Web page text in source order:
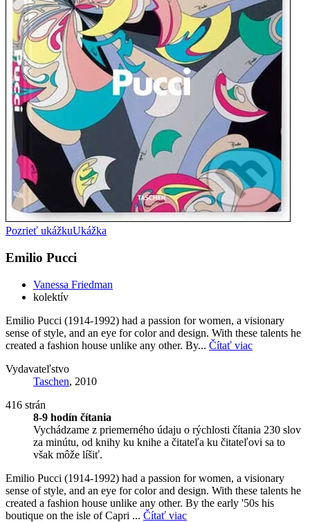
Pozrieť ukážkuUkážka
Emilio Pucci
Vanessa Friedman
kolektív
Emilio Pucci (1914-1992) had a passion for women, a visionary
sense of style, and an eye for color and design. With these talents he
created a fashion house unlike any other. By... Čítať viac
Vydavateľstvo
Taschen, 2010
416 strán
8-9 hodín čítania
Vychádzame z priemerného údaju o rýchlosti čítania 230 slov
za minútu, od knihy ku knihe a čitateľa ku čitateľovi sa to
však môže líšiť.
Emilio Pucci (1914-1992) had a passion for women, a visionary
sense of style, and an eye for color and design. With these talents he
created a fashion house unlike any other. By the early '50s his
boutique on the isle of Capri ... Čítať viac